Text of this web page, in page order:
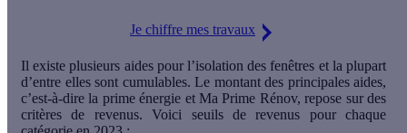
Je chiffre mes travaux
Il existe plusieurs aides pour l’isolation des fenêtres et la plupart
d’entre elles sont cumulables. Le montant des principales aides,
c’est-à-dire la prime énergie et Ma Prime Rénov, repose sur des
critères de revenus. Voici seuils de revenus pour chaque